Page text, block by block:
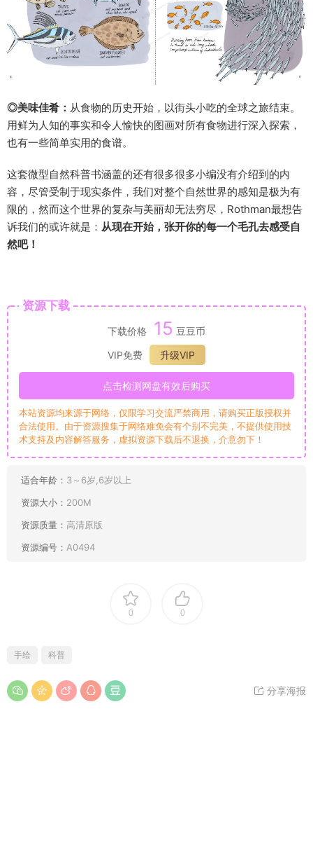
◎美味佳肴： 从食物的历史开始，以街头小吃的全球之旅结束。
用鲜为人知的事实和令人愉快的图画对所有食物进行深入探索，
也有一些简单实用的食谱。
这套微型自然科普书涵盖的还有很多很多小编没有介绍到的内
容，尽管受制于现实条件，我们对整个自然世界的感知是极为有
限的，然而这个世界的复杂与美丽却无法穷尽，Rothman最想告
诉我们的或许就是： 从现在开始，张开你的每一个毛孔去感受自
然吧！
资源下载
下载价格 15 豆豆币
VIP免费
升级VIP
点击检测网盘有效后购买
本站资源均来源于网络，仅限学习交流严禁商用，请购买正版授权并
合法使用。由于资源搜集于网络难免会有个别不完美，不提供使用技
术支持及内容解答服务，虚拟资源下载后不退换，介意勿下！
适合年龄： 3～6岁,6岁以上
资源大小： 200M
资源质量： 高清原版
资源编号： A0494
0 0
手绘 科普
分享海报